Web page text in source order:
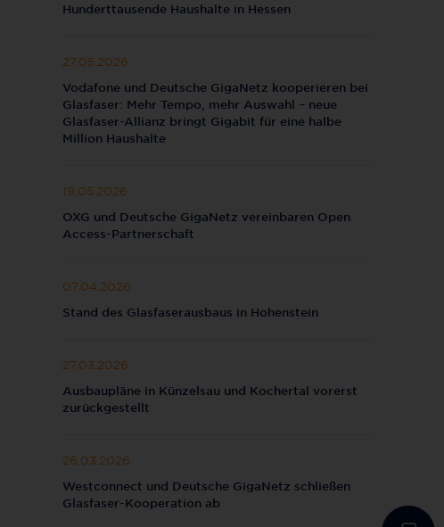
Hunderttausende Haushalte in Hessen
27.05.2026
Vodafone und Deutsche GigaNetz kooperieren bei
Glasfaser: Mehr Tempo, mehr Auswahl – neue
Glasfaser-Allianz bringt Gigabit für eine halbe
Million Haushalte
19.05.2026
OXG und Deutsche GigaNetz vereinbaren Open
Access-Partnerschaft
07.04.2026
Stand des Glasfaserausbaus in Hohenstein
27.03.2026
Ausbaupläne in Künzelsau und Kochertal vorerst
zurückgestellt
26.03.2026
Westconnect und Deutsche GigaNetz schließen
Glasfaser-Kooperation ab